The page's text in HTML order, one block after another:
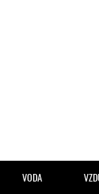
VODA